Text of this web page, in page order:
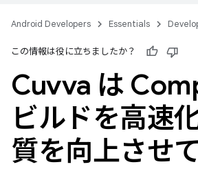
Android Developers Essentials
この情報は役に立ちましたか？
Cuvva は
ビルドを高速
質を向上させ